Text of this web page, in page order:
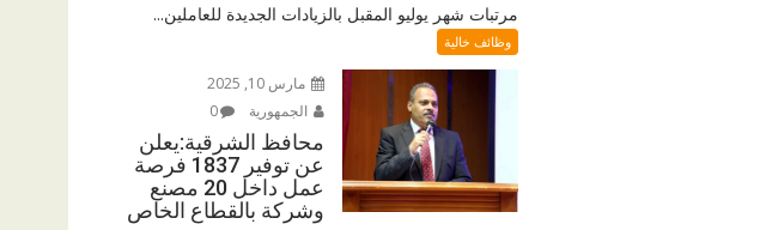
مرتبات شهر يوليو المقبل بالزيادات الجديدة للعاملين...
وظائف خالية
مارس 10, 2025
الجمهورية
0
محافظ الشرقية:يعلن
عن توفير 1837 فرصة
عمل داخل 20 مصنع
وشركة بالقطاع الخاص